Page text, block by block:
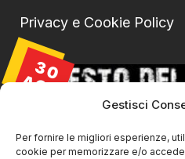
Gestisci
Per fornire le migliori esperienze,
cookie per memorizzare e/o
Privacy e Cookie Policy
30
AGO